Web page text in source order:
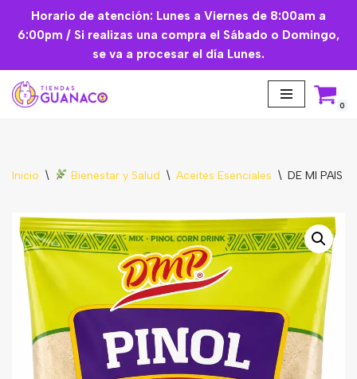
Saltar
contenido
Horario de atención: Lunes a Viernes de 8:00am a
6:00pm / Si realizas una compra el Sábado o Domingo,
se va a procesar el día Lunes.
0
Cremas Faciales
Mascarilla facial
Suplementos
Básicos de Cocina
Granos
Inicio \ Bienestar y Salud \ Aceites Esenciales \ DE MI PAIS